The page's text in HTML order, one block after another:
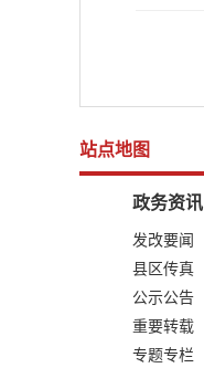
站点地图
政务资讯
发改要闻
县区传真
公示公告
重要转载
专题专栏